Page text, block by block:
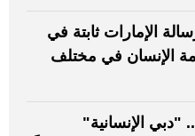
الإمارات ثابتة في
الإنسان في مختلف
الإنسانية"